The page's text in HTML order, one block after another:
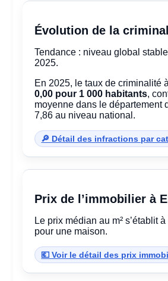
Évolution de la
Tendance : niveau global
2025.
En 2025, le taux de criminalité à
0,00 pour 1 000 habitants,
moyenne dans le département
7,86 au niveau national.
🔎 Détail des infractions par
Prix de l’immobilier à
Le prix médian au m² s’établit à
pour une maison.
💶 Voir le détail des prix